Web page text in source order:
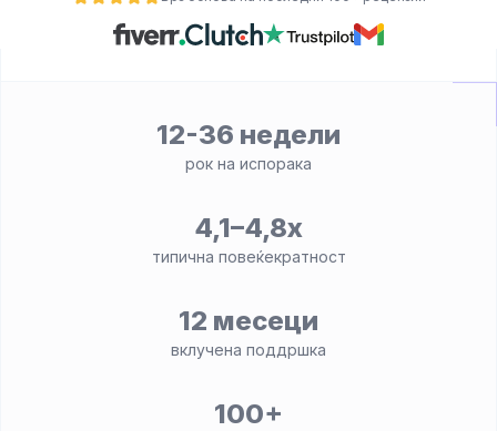
12-36 недели
рок на испорака
4,1–4,8x
типична повеќекратност
12 месеци
вклучена поддршка
100+